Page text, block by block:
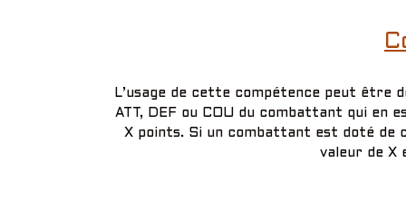
L’usage de cette compétence peut être
ATT, DEF ou COU du combattant qui
X points. Si un combattant est doté de
valeur de X